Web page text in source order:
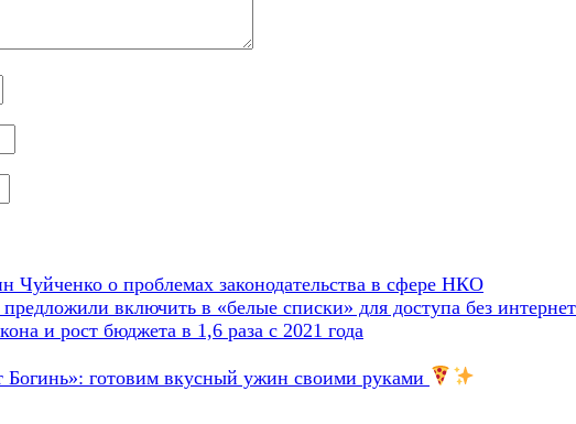
о проблемах законодательства в сфере НКО
включить в «белые списки» для доступа без
и рост бюджета в 1,6 раза с 2021 года
Богинь»: готовим вкусный ужин своими руками